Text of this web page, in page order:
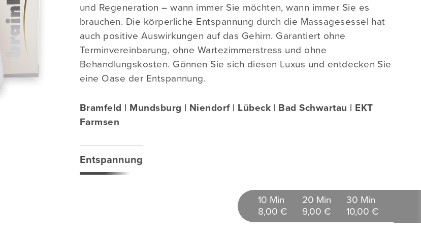
und Regeneration – wann immer Sie möchten, wann immer Sie es
brauchen. Die körperliche Entspannung durch die Massagesessel hat
auch positive Auswirkungen auf das Gehirn. Garantiert ohne
Terminvereinbarung, ohne Wartezimmerstress und ohne
Behandlungskosten. Gönnen Sie sich diesen Luxus und entdecken Sie
eine Oase der Entspannung.
Bramfeld | Mundsburg | Niendorf | Lübeck | Bad Schwartau | EKT
Farmsen
Entspannung
10 Min
8,00 €
20 Min
9,00 €
30 Min
10,00 €